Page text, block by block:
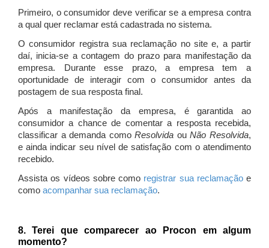
Primeiro, o consumidor deve verificar se a empresa contra
a qual quer reclamar está cadastrada no sistema.
O consumidor registra sua reclamação no site e, a partir
daí, inicia-se a contagem do prazo para manifestação da
empresa. Durante esse prazo, a empresa tem a
oportunidade de interagir com o consumidor antes da
postagem de sua resposta final.
Após a manifestação da empresa, é garantida ao
consumidor a chance de comentar a resposta recebida,
classificar a demanda comoResolvida ouNão Resolvida,
e ainda indicar seu nível de satisfação com o atendimento
recebido.
Assista os vídeos sobre como registrar sua reclamaçãoe
como acompanhar sua reclamação.
8. Terei que comparecer ao Procon em algum
momento?